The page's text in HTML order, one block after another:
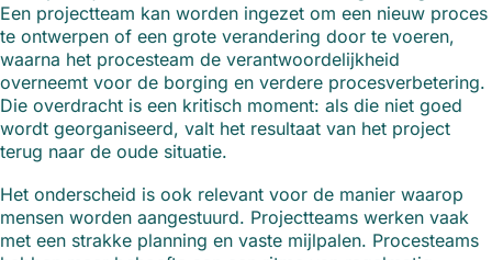
Een projectteam kan worden ingezet om een nieuw proces
te ontwerpen of een grote verandering door te voeren,
waarna het procesteam de verantwoordelijkheid
overneemt voor de borging en verdere procesverbetering.
Die overdracht is een kritisch moment: als die niet goed
wordt georganiseerd, valt het resultaat van het project
terug naar de oude situatie.
Het onderscheid is ook relevant voor de manier waarop
mensen worden aangestuurd. Projectteams werken vaak
met een strakke planning en vaste mijlpalen. Procesteams